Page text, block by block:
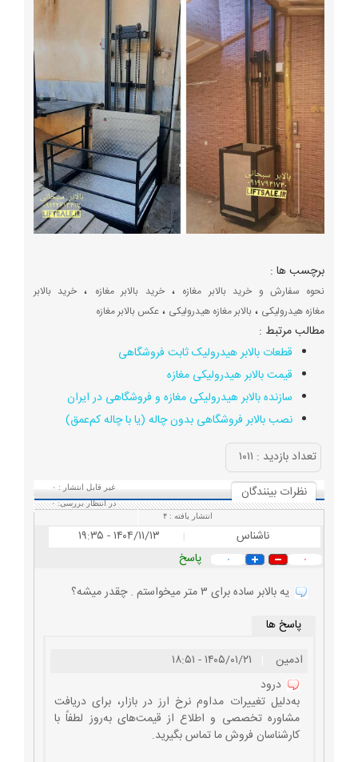
برچسب ها :
نحوه سفارش و خرید بالابر مغازه ،خرید بالابر مغازه ، خرید بالابر
مغازه هیدرولیکی ، بالابر مغازه هیدرولیکی ، عکس بالابر مغازه
مطالب مرتبط :
قطعات بالابر هیدرولیک ثابت فروشگاهی
قیمت بالابر هیدرولیکی مغازه
سازنده بالابر هیدرولیکی مغازه و فروشگاهی در ایران
نصب بالابر فروشگاهی بدون چاله (یا با چاله کم‌عمق)
تعداد بازديد : ۱۰۱۱
نظرات بينندگان
غیر قابل انتشار : ۰
در انتظار بررسی:۰
انتشار یافته :۴
ناشناس | ۱۴۰۴/۱۱/۱۳ - ۱۹:۳۵
۰ ۰
پاسخ
یه بالابر ساده برای ۳ متر میخواستم . چقدر میشه؟
پاسخ ها
ادمین
۱۴۰۵/۰۱/۲۱ - ۱۸:۵۱
درود
به‌دلیل تغییرات مداوم نرخ ارز در بازار، برای دریافت
مشاوره تخصصی و اطلاع از قیمت‌های به‌روز لطفاً با
کارشناسان فروش ما تماس بگیرید.